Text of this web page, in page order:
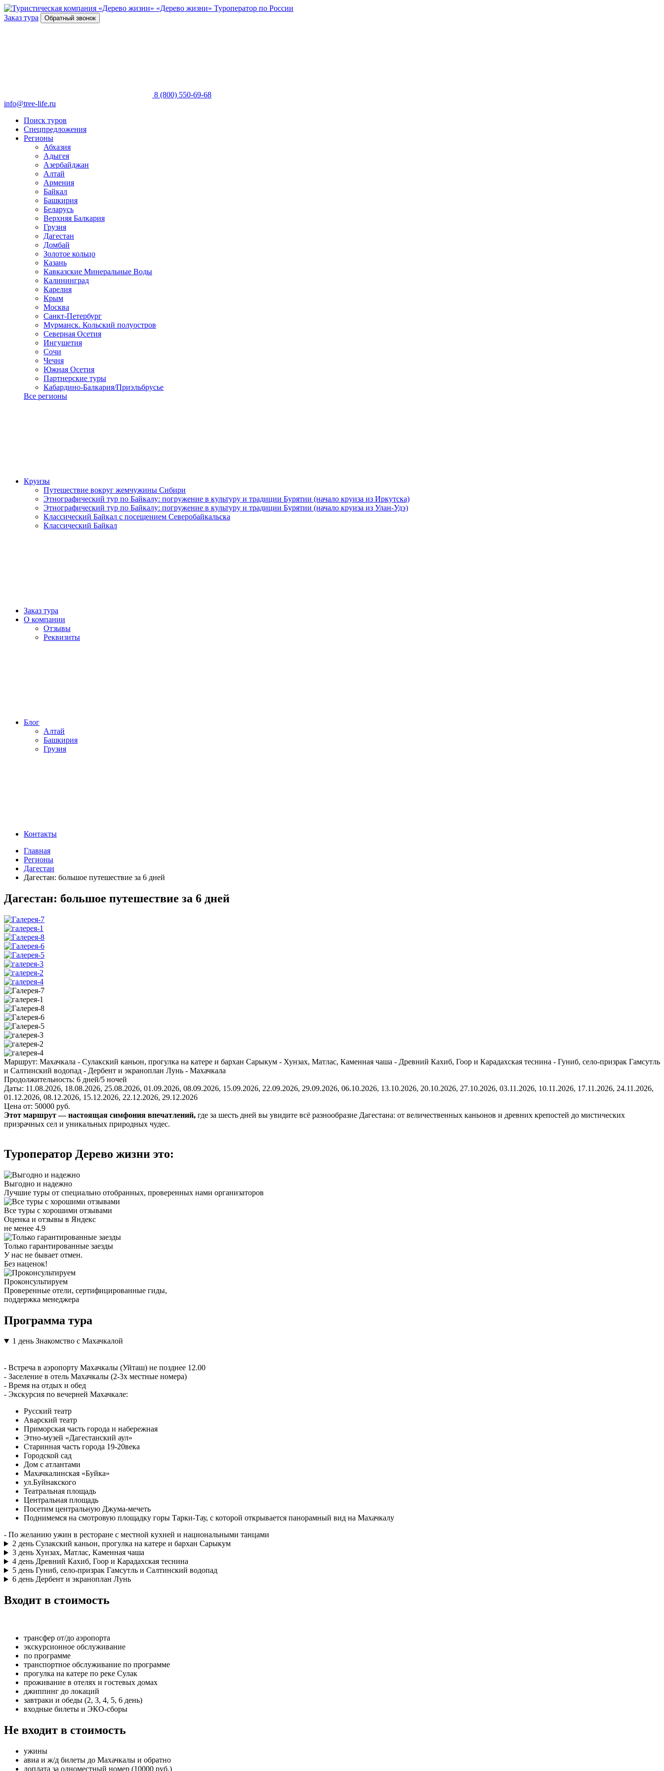
«Дерево жизни» Туроператор по России
Заказ тура
Обратный звонок
8 (800) 550-69-68
info@tree-life.ru
Поиск туров
Спецпредложения
Регионы
Абхазия
Адыгея
Азербайджан
Алтай
Армения
Байкал
Башкирия
Беларусь
Верхняя Балкария
Грузия
Дагестан
Домбай
Золотое кольцо
Казань
Кавказские Минеральные Воды
Калининград
Карелия
Крым
Москва
Санкт-Петербург
Мурманск. Кольский полуостров
Северная Осетия
Ингушетия
Сочи
Чечня
Южная Осетия
Партнерские туры
Кабардино-Балкария/Приэльбрусье
Все регионы
Круизы
Путешествие вокруг жемчужины Сибири
Этнографический тур по Байкалу: погружение в культуру и традиции Бурятии (начало круиза из Иркутска)
Этнографический тур по Байкалу: погружение в культуру и традиции Бурятии (начало круиза из Улан-Удэ)
Классический Байкал с посещением Северобайкальска
Классический Байкал
Заказ тура
О компании
Отзывы
Реквизиты
Блог
Алтай
Башкирия
Грузия
Контакты
Главная
Регионы
Дагестан
Дагестан: большое путешествие за 6 дней
Дагестан: большое путешествие за 6 дней
Маршрут: Махачкала - Сулакский каньон, прогулка на катере и бархан Сарыкум - Хунзах, Матлас, Каменная чаша - Древний Кахиб, Гоор и Карадахская теснина - Гуниб, село-призрак Гамсутль
и Салтинский водопад - Дербент и экраноплан Лунь - Махачкала
Продолжительность: 6 дней/5 ночей
Даты: 11.08.2026, 18.08.2026, 25.08.2026, 01.09.2026, 08.09.2026, 15.09.2026, 22.09.2026, 29.09.2026, 06.10.2026, 13.10.2026, 20.10.2026, 27.10.2026, 03.11.2026, 10.11.2026, 17.11.2026, 24.11.2026,
01.12.2026, 08.12.2026, 15.12.2026, 22.12.2026, 29.12.2026
Цена от: 50000 руб.
Этот маршрут — настоящая симфония впечатлений, где за шесть дней вы увидите всё разнообразие Дагестана: от величественных каньонов и древних крепостей до мистических
призрачных сел и уникальных природных чудес.
Туроператор Дерево жизни это:
Выгодно и надежно
Лучшие туры от специально отобранных, проверенных нами организаторов
Все туры с хорошими отзывами
Оценка и отзывы в Яндекс
не менее 4.9
Только гарантированные заезды
У нас не бывает отмен.
Без наценок!
Проконсультируем
Проверенные отели, сертифицированные гиды,
поддержка менеджера
Программа тура
1 день Знакомство с Махачкалой
- Встреча в аэропорту Махачкалы (Уйташ) не позднее 12.00
- Заселение в отель Махачкалы (2-3х местные номера)
- Время на отдых и обед
- Экскурсия по вечерней Махачкале:
Русский театр
Аварский театр
Приморская часть города и набережная
Этно-музей «Дагестанский аул»
Старинная часть города 19-20века
Городской сад
Дом с атлантами
Махачкалинская «Буйка»
ул.Буйнакского
Театральная площадь
Центральная площадь
Посетим центральную Джума-мечеть
Поднимемся на смотровую площадку горы Тарки-Тау, с которой открывается панорамный вид на Махачкалу
- По желанию ужин в ресторане с местной кухней и национальными танцами
2 день Сулакский каньон, прогулка на катере и бархан Сарыкум
3 день Хунзах, Матлас, Каменная чаша
4 день Древний Кахиб, Гоор и Карадахская теснина
5 день Гуниб, село-призрак Гамсутль и Салтинский водопад
6 день Дербент и экраноплан Лунь
Входит в стоимость
трансфер от/до аэропорта
экскурсионное обслуживание
по программе
транспортное обслуживание по программе
прогулка на катере по реке Сулак
проживание в отелях и гостевых домах
джиппинг до локаций
завтраки и обеды (2, 3, 4, 5, 6 день)
входные билеты и ЭКО-сборы
Не входит в стоимость
ужины
авиа и ж/д билеты до Махачкалы и обратно
доплата за одноместный номер (10000 руб.)